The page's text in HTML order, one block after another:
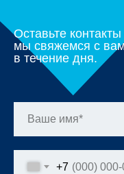
Оставьте
мы свяжемся с
в течение дня.
+7